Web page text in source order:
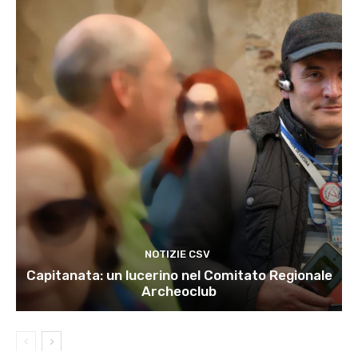
NOTIZIE CSV
Capitanata: un lucerino nel Comitato Regionale
Archeoclub